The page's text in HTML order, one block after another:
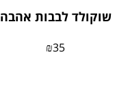
שוקולד לבבות אהבה
₪35